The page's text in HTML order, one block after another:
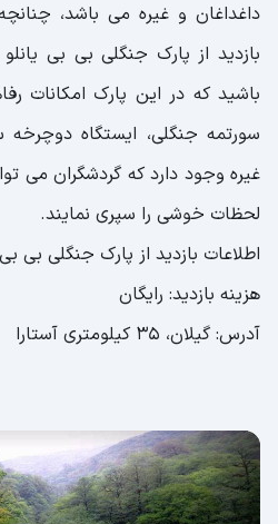
داغداغان و غیره می باشد،
بازدید از پارک جنگلی بی بی
باشید که در این پارک امکانات
سورتمه جنگلی، ایستگاه
غیره وجود دارد که گردشگران می
لحظات خوشی را سپری نمایند.
اطلاعات بازدید از پارک جنگلی بی بی
هزینه بازدید: رایگان
آدرس: گیلان، 35 کیلومتری آستارا